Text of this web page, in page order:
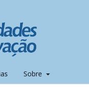
Sobre